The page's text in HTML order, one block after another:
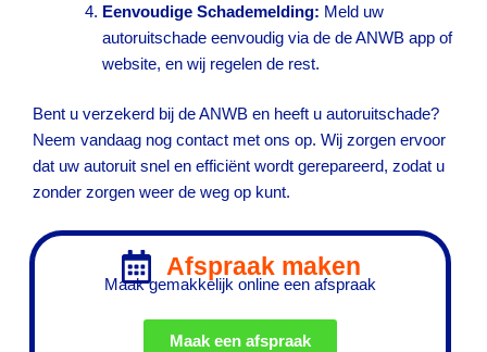
Eenvoudige Schademelding: Meld uw
autoruitschade eenvoudig via de de ANWB app of
website, en wij regelen de rest.
Bent u verzekerd bij de ANWB en heeft u autoruitschade?
Neem vandaag nog contact met ons op. Wij zorgen ervoor
dat uw autoruit snel en efficiënt wordt gerepareerd, zodat u
zonder zorgen weer de weg op kunt.
Afspraak maken
Maak gemakkelijk online een afspraak
Maak een afspraak